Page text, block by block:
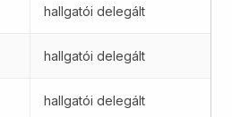
hallgatói delegált
hallgatói delegált
hallgatói delegált